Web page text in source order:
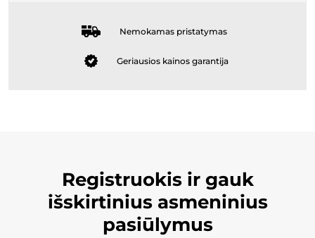
Nemokamas pristatymas
Geriausios kainos garantija
Registruokis ir gauk
išskirtinius asmeninius
pasiūlymus